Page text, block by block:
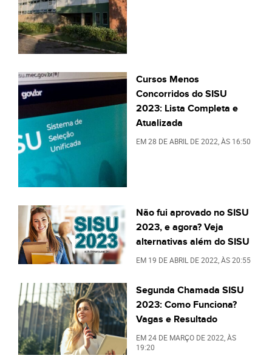
Cursos Menos
Concorridos do SISU
2023: Lista Completa e
Atualizada
EM28 DE ABRIL DE 2022 , ÀS 16:50
Não fui aprovado no SISU
2023, e agora? Veja
alternativas além do SISU
EM 19 DE ABRIL DE 2022 , ÀS20:55
Segunda Chamada SISU
2023: Como Funciona?
Vagas e Resultado
EM24 DE MARÇO DE 2022 , ÀS
19:20